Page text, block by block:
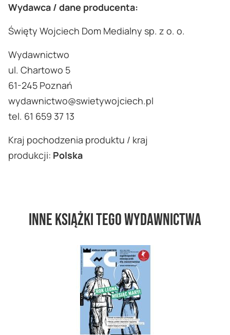
Wydawca / dane producenta:
Święty Wojciech Dom Medialny sp. z o. o.
Wydawnictwo
ul. Chartowo 5
61-245 Poznań
wydawnictwo@swietywojciech.pl
tel. 61 659 37 13
Kraj pochodzenia produktu / kraj
produkcji: Polska
Inne książki tego wydawnictwa